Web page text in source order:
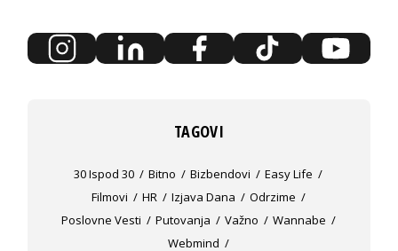
TAGOVI
30 Ispod 30 Bitno Bizbendovi
Easy Life
Filmovi
HR Izjava Dana
Odrzime
Poslovne Vesti
Putovanja Važno
Wannabe
Webmind